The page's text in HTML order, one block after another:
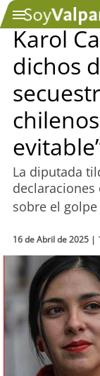
Podcast
Actualidad
Deportes
Tecnología
soychile
Karol
dichos
La diputada
declaraciones
sobre el
16 de Abril de 2025 |